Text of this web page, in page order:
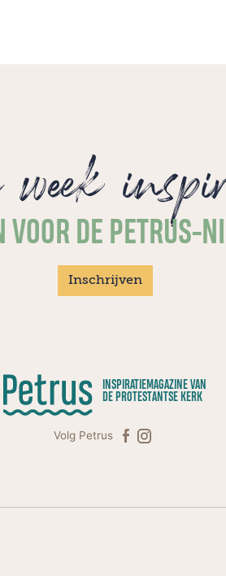
DE PETRUS-
Inschrijven
INSPIRATIEMAGAZINE VAN
DE PROTESTANTSE KERK
Volg Petrus